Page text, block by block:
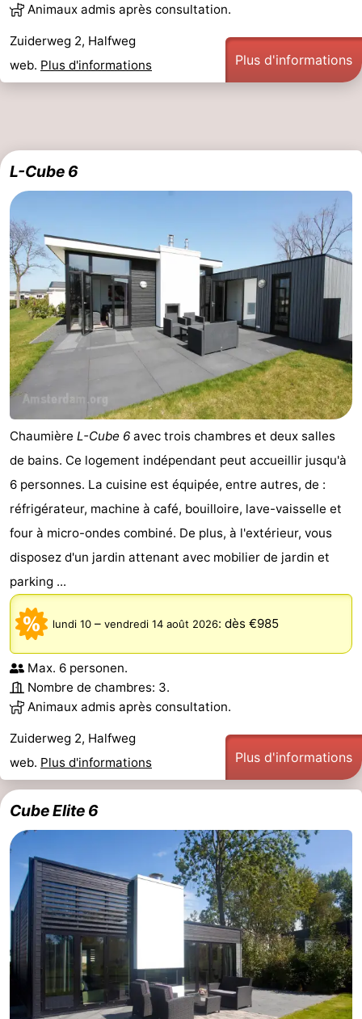
Animaux admis après consultation.
Zuiderweg 2, Halfweg
web. Plus d'informations Plus d'informations
L-Cube 6
Chaumière L-Cube 6 avec trois chambres et deux salles
de bains. Ce logement indépendant peut accueillir jusqu'à
6 personnes. La cuisine est équipée, entre autres, de :
réfrigérateur, machine à café, bouilloire, lave-vaisselle et
four à micro-ondes combiné. De plus, à l'extérieur, vous
disposez d'un jardin attenant avec mobilier de jardin et
parking ...
lundi 10 – vendredi 14 août 2026: dès €985
Max. 6 personen.
Nombre de chambres: 3.
Animaux admis après consultation.
Zuiderweg 2, Halfweg
web. Plus d'informations Plus d'informations
Cube Elite 6